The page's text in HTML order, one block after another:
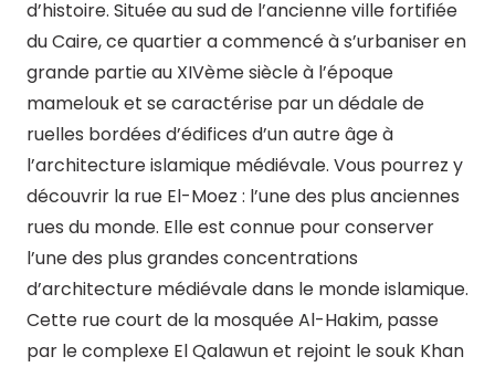
d’histoire. Située au sud de l’ancienne ville fortifiée
du Caire, ce quartier a commencé à s’urbaniser en
grande partie au XIVème siècle à l’époque
mamelouk et se caractérise par un dédale de
ruelles bordées d’édifices d’un autre âge à
l’architecture islamique médiévale. Vous pourrez y
découvrir la rue El-Moez : l’une des plus anciennes
rues du monde. Elle est connue pour conserver
l’une des plus grandes concentrations
d’architecture médiévale dans le monde islamique.
Cette rue court de la mosquée Al-Hakim, passe
par le complexe El Qalawun et rejoint le souk Khan